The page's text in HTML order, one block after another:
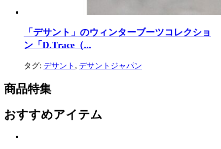
「デサント」のウィンターブーツコレクショ
ン「D.Trace（...
タグ: デサント , デサントジャパン
商品特集
おすすめアイテム